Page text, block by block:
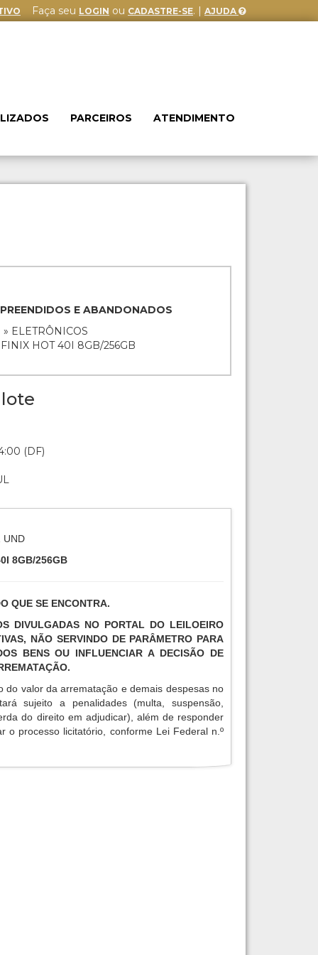
Faça seu LOGIN ou CADASTRE-SE. | AJUDA
PARCEIROS ATENDIMENTO
E ABANDONADOS
ELETRÔNICOS
HOT 40I 8GB/256GB
(DF)
UND
8GB/256GB
QUE SE ENCONTRA.
DIVULGADAS NO PORTAL DO LEILOEIRO
NÃO SERVINDO DE PARÂMETRO PARA
BENS OU INFLUENCIAR A DECISÃO DE
do valor da arrematação e demais despesas no
sujeito a penalidades (multa, suspensão,
do direito em adjudicar), além de responder
o processo licitatório, conforme Lei Federal n.º